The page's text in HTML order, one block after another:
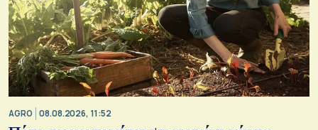
AGRO 08.08.2026, 11:52